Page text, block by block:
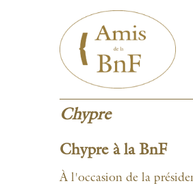
Chypre
Chypre à la BnF
À l'occasion de la